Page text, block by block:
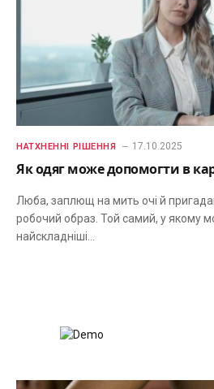
НАТХНЕННІ РІШЕННЯ 17.10.2025
Як одяг може допомогти в
Люба, заплющ на мить очі й
робочий образ. Той самий, у якому
найскладніші…